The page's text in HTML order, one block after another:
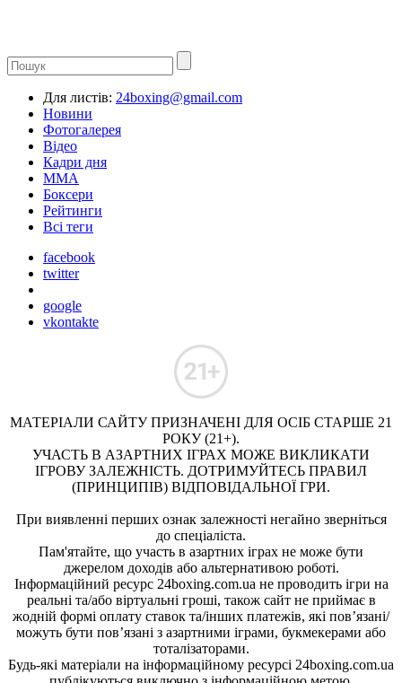
Для листів: 24boxing@gmail.com
Новини
Фотогалерея
Відео
Кадри дня
ММА
Боксери
Рейтинги
Всі теги
facebook
twitter
google
vkontakte
МАТЕРІАЛИ САЙТУ ПРИЗНАЧЕНІ ДЛЯ ОСІБ СТАРШЕ 21
РОКУ (21+).
УЧАСТЬ В АЗАРТНИХ ІГРАХ МОЖЕ ВИКЛИКАТИ
ІГРОВУ ЗАЛЕЖНІСТЬ. ДОТРИМУЙТЕСЬ ПРАВИЛ
(ПРИНЦИПІВ) ВІДПОВІДАЛЬНОЇ ГРИ.
При виявленні перших ознак залежності негайно зверніться
до спеціаліста.
Пам'ятайте, що участь в азартних іграх не може бути
джерелом доходів або альтернативою роботі.
Інформаційний ресурс 24boxing.com.ua не проводить ігри на
реальні та/або віртуальні гроші, також сайт не приймає в
жодній формі оплату ставок та/інших платежів, які пов’язані/
можуть бути пов’язані з азартними іграми, букмекерами або
тоталізаторами.
Будь-які матеріали на інформаційному ресурсі 24boxing.com.ua